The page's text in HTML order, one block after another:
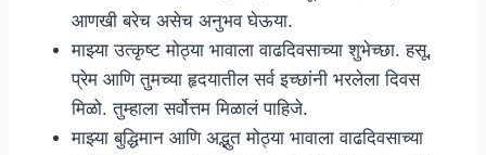
आणखी बरेच असेच अनुभव घेऊया.
माझ्या उत्कृष्ट मोठ्या भावाला वाढदिवसाच्या शुभेच्छा. हसू,
प्रेम आणि तुमच्या हृदयातील सर्व इच्छांनी भरलेला दिवस
मिळो. तुम्हाला सर्वोत्तम मिळालं पाहिजे.
माझ्या बुद्धिमान आणि अद्भुत मोठ्या भावाला वाढदिवसाच्या